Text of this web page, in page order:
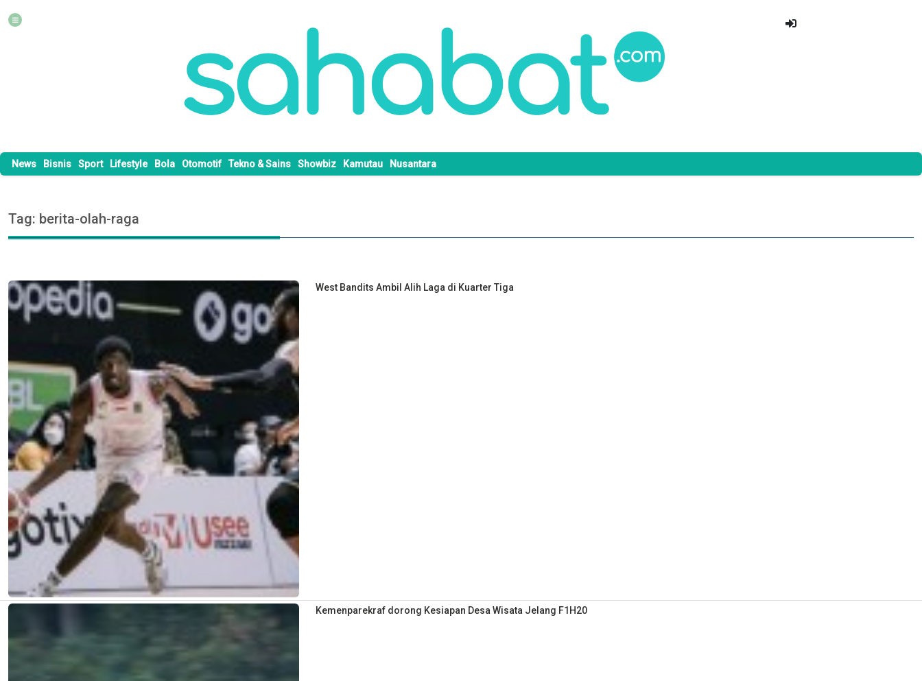
News Bisnis Sport Lifestyle Bola Otomotif Tekno & Sains Showbiz Kamutau Nusantara
Tag: berita-olah-raga
West Bandits Ambil Alih Laga di Kuarter Tiga
Kemenparekraf dorong Kesiapan Desa Wisata Jelang F1H20